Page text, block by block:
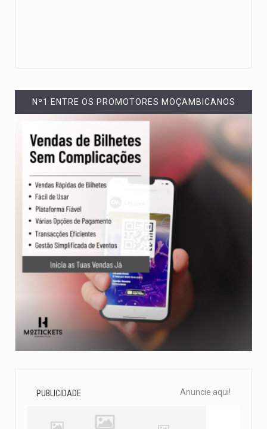
Nº1 ENTRE OS PROMOTORES MOÇAMBICANOS
PUBLICIDADE Anuncie aqui!